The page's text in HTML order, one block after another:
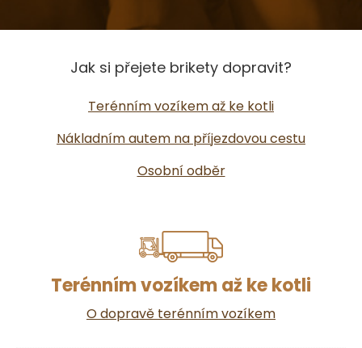
Jak si přejete brikety dopravit?
Terénním vozíkem až ke kotli
Nákladním autem na příjezdovou cestu
Osobní odběr
Terénním vozíkem až ke kotli
O dopravě terénním vozíkem